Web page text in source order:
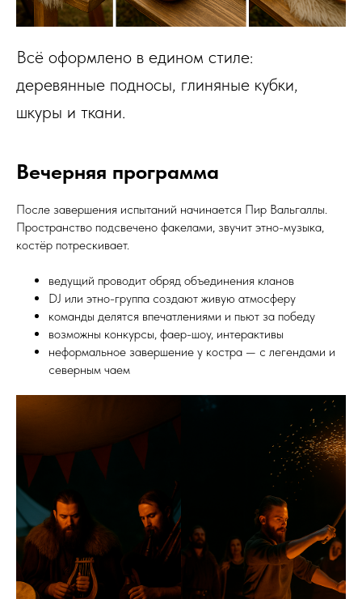
Всё оформлено в едином стиле:
деревянные подносы, глиняные кубки,
шкуры и ткани.
Вечерняя программа
После завершения испытаний начинается Пир Вальгаллы.
Пространство подсвечено факелами, звучит этно-музыка,
костёр потрескивает.
ведущий проводит обряд объединения кланов
DJ или этно-группа создают живую атмосферу
команды делятся впечатлениями и пьют за победу
возможны конкурсы, фаер-шоу, интерактивы
неформальное завершение у костра — с легендами и
северным чаем